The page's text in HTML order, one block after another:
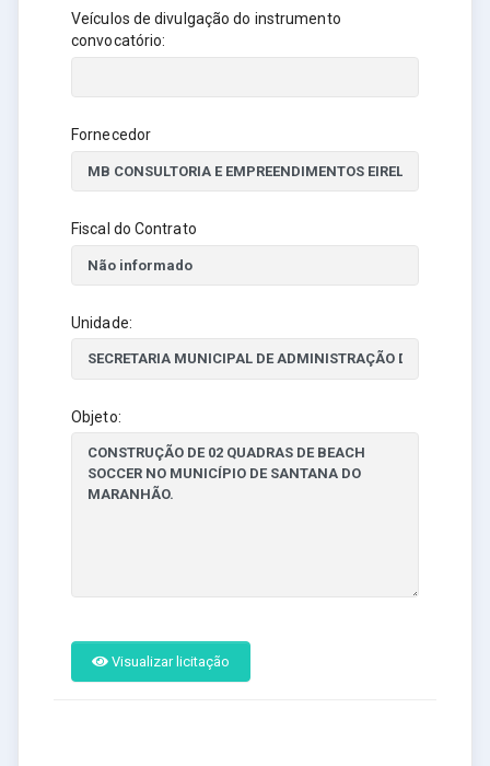
Veículos de divulgação do instrumento
convocatório:
Fornecedor
Fiscal do Contrato
Unidade:
Objeto:
Visualizar licitação